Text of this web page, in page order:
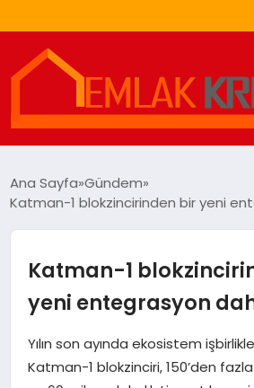
DÜNYA
EĞITIM
MAGAZIN
Ana Sayfa Gündem
Katman-1 blokzincirinden bir yeni
Katman-1
yeni entegrasyon
Yılın son ayında ekosistem
Katman-1 blokzinciri, 150’den